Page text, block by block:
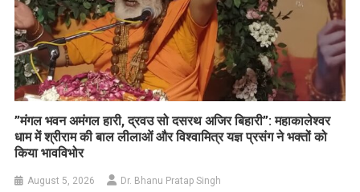
​”मंगल भवन अमंगल हारी, द्रवउ सो दसरथ अजिर बिहारी”: महाकालेश्वर
धाम में श्रीराम की बाल लीलाओं और विश्वामित्र यज्ञ प्रसंग ने भक्तों को
किया भावविभोर
August 5, 2026 Dr. Bhanu Pratap Singh